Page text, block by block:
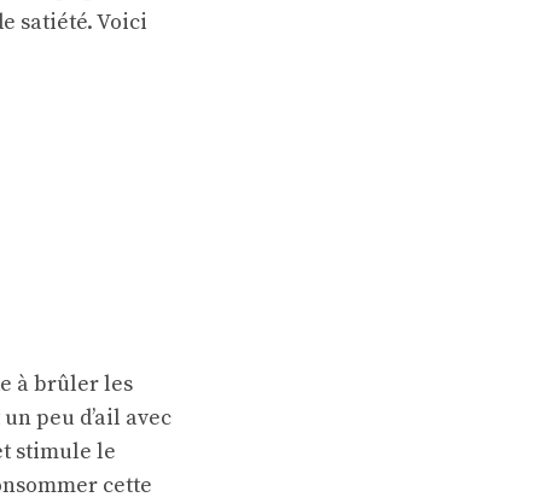
satiété. Voici
à brûler les
peu d’ail avec
stimule le
cette